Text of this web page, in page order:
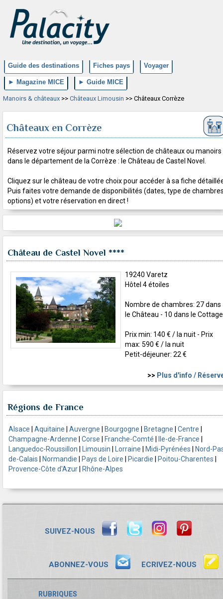
Guide des destinations Fiches pays Voyager
► Magazine MICE ► Guide MICE
Manoirs & châteaux >> Châteaux Limousin >> Châteaux Corrèze
Châteaux en Corrèze
Réservez votre séjour parmi notre sélection de châteaux ou manoirs
dans le département de la Corrèze : le Château de Castel Novel.
Cliquez sur le château de votre choix pour accéder à sa fiche
Puis faites votre demande de disponibilités (dates, type de
options) et votre réservation en direct !
Château de Castel Novel ****
19240 Varetz
Hôtel 4 étoiles
Nombre de chambres: 27 dans
le Château - 10 dans le Cottage
Prix min: 140 € / la nuit - Prix
max: 590 € / la nuit
Petit-déjeuner: 22 €
>> Plus d'info /
Régions de France
Alsace | Aquitaine | Auvergne | Bourgogne | Bretagne | Centre |
Champagne-Ardenne | Corse | Franche-Comté | Ile-de-France |
Languedoc-Roussillon | Limousin | Lorraine | Midi-Pyrénées | Nord-
de-Calais | Normandie | Pays de Loire | Picardie | Poitou-Charentes |
Provence-Côte d'Azur| Rhône-Alpes
SUIVEZ-NOUS
ABONNEZ-VOUS ECRIVEZ-NOUS
RUBRIQUES